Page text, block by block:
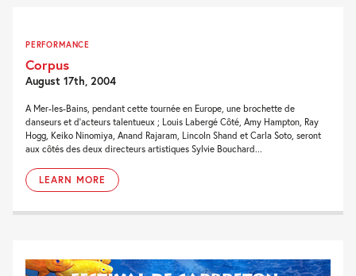
PERFORMANCE
Corpus
August 17th, 2004
A Mer-les-Bains, pendant cette tournée en Europe, une brochette de
danseurs et d’acteurs talentueux ; Louis Labergé Côté, Amy Hampton, Ray
Hogg, Keiko Ninomiya, Anand Rajaram, Lincoln Shand et Carla Soto, seront
aux côtés des deux directeurs artistiques Sylvie Bouchard...
LEARN MORE